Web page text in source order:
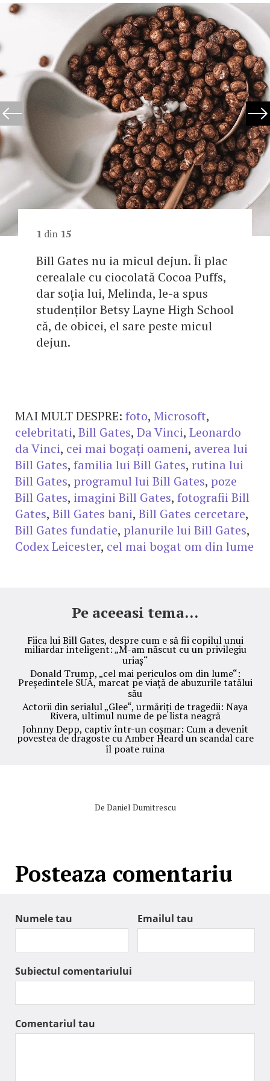
1 din 15
Bill Gates nu ia micul dejun. Îi plac
cerealale cu ciocolată Cocoa Puffs,
dar soția lui, Melinda, le-a spus
studenților Betsy Layne High School
că, de obicei, el sare peste micul
dejun.
MAI MULT DESPRE: foto, Microsoft,
celebritati, Bill Gates, Da Vinci, Leonardo
da Vinci, cei mai bogați oameni, averea lui
Bill Gates, familia lui Bill Gates, rutina lui
Bill Gates, programul lui Bill Gates, poze
Bill Gates, imagini Bill Gates, fotografii Bill
Gates, Bill Gates bani, Bill Gates cercetare,
Bill Gates fundatie, planurile lui Bill Gates,
Codex Leicester, cel mai bogat om din lume
Pe aceeasi tema...
Fiica lui Bill Gates, despre cum e să fii copilul unui
miliardar inteligent: „M-am născut cu un privilegiu
uriaș“
Donald Trump, „cel mai periculos om din lume“:
Președintele SUA, marcat pe viață de abuzurile tatălui
său
Actorii din serialul „Glee“, urmăriți de tragedii: Naya
Rivera, ultimul nume de pe lista neagră
Johnny Depp, captiv într-un coșmar: Cum a devenit
povestea de dragoste cu Amber Heard un scandal care
îl poate ruina
De Daniel Dumitrescu
Posteaza comentariu
Numele tau Emailul tau
Subiectul comentariului
Comentariul tau